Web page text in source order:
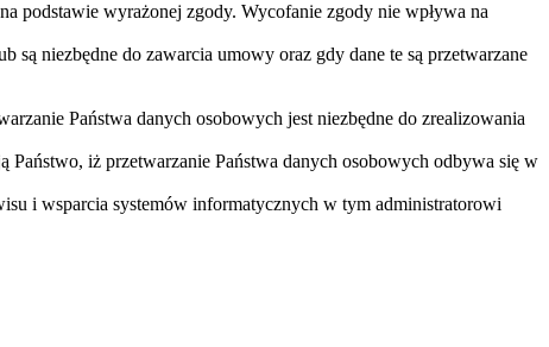
podstawie wyrażonej zgody. Wycofanie zgody nie wpływa na
są niezbędne do zawarcia umowy oraz gdy dane te są przetwarzane
Państwa danych osobowych jest niezbędne do zrealizowania
Państwo, iż przetwarzanie Państwa danych osobowych odbywa się w
i wsparcia systemów informatycznych w tym administratorowi